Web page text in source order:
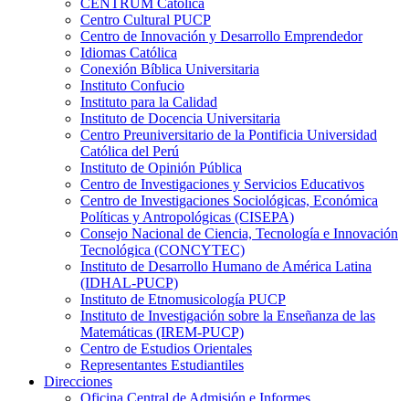
CENTRUM Católica
Centro Cultural PUCP
Centro de Innovación y Desarrollo Emprendedor
Idiomas Católica
Conexión Bíblica Universitaria
Instituto Confucio
Instituto para la Calidad
Instituto de Docencia Universitaria
Centro Preuniversitario de la Pontificia Universidad
Católica del Perú
Instituto de Opinión Pública
Centro de Investigaciones y Servicios Educativos
Centro de Investigaciones Sociológicas, Económica
Políticas y Antropológicas (CISEPA)
Consejo Nacional de Ciencia, Tecnología e Innovación
Tecnológica (CONCYTEC)
Instituto de Desarrollo Humano de América Latina
(IDHAL-PUCP)
Instituto de Etnomusicología PUCP
Instituto de Investigación sobre la Enseñanza de las
Matemáticas (IREM-PUCP)
Centro de Estudios Orientales
Representantes Estudiantiles
Direcciones
Oficina Central de Admisión e Informes